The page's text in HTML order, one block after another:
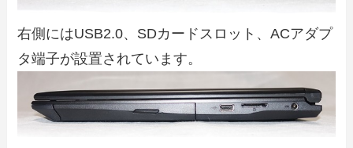
右側にはUSB2.0、SDカードスロット、ACアダプ
タ端子が設置されています。